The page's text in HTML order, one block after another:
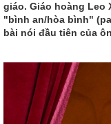
giáo. Giáo hoàng Leo
"bình an/hòa bình"
bài nói đầu tiên của